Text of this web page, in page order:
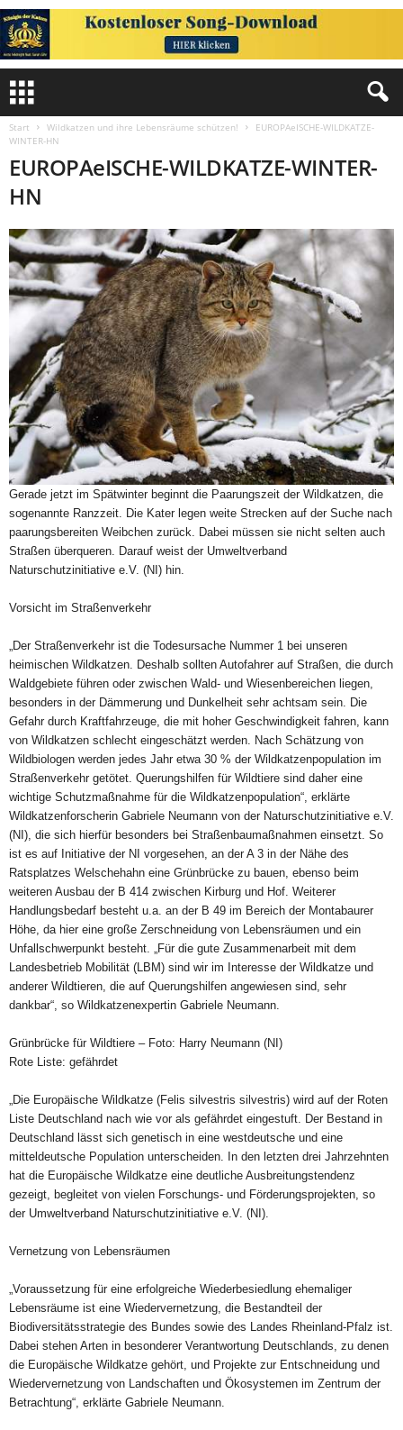
Start Wildkatzen und ihre Lebensräume schützen!
EUROPAeISCHE-WILDKATZE-
WINTER-HN
EUROPAeISCHE-WILDKATZE-WINTER-
HN
Gerade jetzt im Spätwinter beginnt die Paarungszeit der Wildkatzen, die
sogenannte Ranzzeit. Die Kater legen weite Strecken auf der Suche nach
paarungsbereiten Weibchen zurück. Dabei müssen sie nicht selten auch
Straßen überqueren. Darauf weist der Umweltverband
Naturschutzinitiative e.V. (NI) hin.
Vorsicht im Straßenverkehr
„Der Straßenverkehr ist die Todesursache Nummer 1 bei unseren
heimischen Wildkatzen. Deshalb sollten Autofahrer auf Straßen, die durch
Waldgebiete führen oder zwischen Wald- und Wiesenbereichen liegen,
besonders in der Dämmerung und Dunkelheit sehr achtsam sein. Die
Gefahr durch Kraftfahrzeuge, die mit hoher Geschwindigkeit fahren, kann
von Wildkatzen schlecht eingeschätzt werden. Nach Schätzung von
Wildbiologen werden jedes Jahr etwa 30 % der Wildkatzenpopulation im
Straßenverkehr getötet. Querungshilfen für Wildtiere sind daher eine
wichtige Schutzmaßnahme für die Wildkatzenpopulation“, erklärte
Wildkatzenforscherin Gabriele Neumann von der Naturschutzinitiative e.V.
(NI), die sich hierfür besonders bei Straßenbaumaßnahmen einsetzt. So
ist es auf Initiative der NI vorgesehen, an der A 3 in der Nähe des
Ratsplatzes Welschehahn eine Grünbrücke zu bauen, ebenso beim
weiteren Ausbau der B 414 zwischen Kirburg und Hof. Weiterer
Handlungsbedarf besteht u.a. an der B 49 im Bereich der Montabaurer
Höhe, da hier eine große Zerschneidung von Lebensräumen und ein
Unfallschwerpunkt besteht. „Für die gute Zusammenarbeit mit dem
Landesbetrieb Mobilität (LBM) sind wir im Interesse der Wildkatze und
anderer Wildtieren, die auf Querungshilfen angewiesen sind, sehr
dankbar“, so Wildkatzenexpertin Gabriele Neumann.
Grünbrücke für Wildtiere – Foto: Harry Neumann (NI)
Rote Liste: gefährdet
„Die Europäische Wildkatze (Felis silvestris silvestris) wird auf der Roten
Liste Deutschland nach wie vor als gefährdet eingestuft. Der Bestand in
Deutschland lässt sich genetisch in eine westdeutsche und eine
mitteldeutsche Population unterscheiden. In den letzten drei Jahrzehnten
hat die Europäische Wildkatze eine deutliche Ausbreitungstendenz
gezeigt, begleitet von vielen Forschungs- und Förderungsprojekten, so
der Umweltverband Naturschutzinitiative e.V. (NI).
Vernetzung von Lebensräumen
„Voraussetzung für eine erfolgreiche Wiederbesiedlung ehemaliger
Lebensräume ist eine Wiedervernetzung, die Bestandteil der
Biodiversitätsstrategie des Bundes sowie des Landes Rheinland-Pfalz ist.
Dabei stehen Arten in besonderer Verantwortung Deutschlands, zu denen
die Europäische Wildkatze gehört, und Projekte zur Entschneidung und
Wiedervernetzung von Landschaften und Ökosystemen im Zentrum der
Betrachtung“, erklärte Gabriele Neumann.